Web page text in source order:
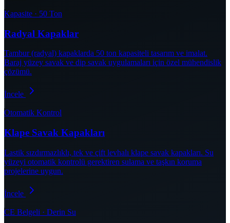
Kapasite · 50 Ton
Radyal Kapaklar
Tambur (radyal) kapaklarda 50 ton kapasiteli tasarım ve imalat.
Baraj yüzey savak ve dip savak uygulamaları için özel mühendislik
çözümü.
İncele
Otomatik Kontrol
Klape Savak Kapakları
Lastik sızdırmazlıklı, tek ve çift levhalı klape savak kapakları. Su
yüzeyi otomatik kontrolü gerektiren sulama ve taşkın koruma
projelerine uygun.
İncele
CE Belgeli · Derin Su